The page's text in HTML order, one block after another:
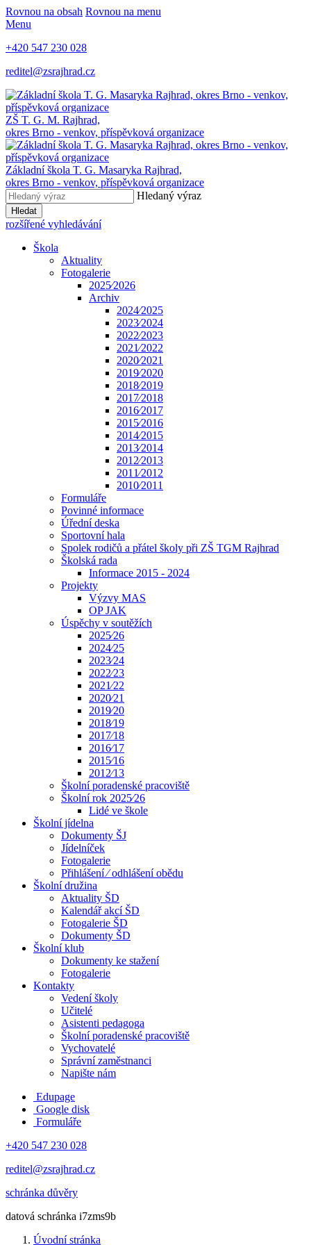
Rovnou na obsah Rovnou na menu
Menu
+420 547 230 028
reditel@zsrajhrad.cz
ZŠ T. G. M. Rajhrad,
okres Brno - venkov, příspěvková organizace
Základní škola T. G. Masaryka Rajhrad,
okres Brno - venkov, příspěvková organizace
Hledaný výraz
Hledat
rozšířené vyhledávání
Škola
Aktuality
Fotogalerie
2025⁄2026
Archiv
2024⁄2025
2023⁄2024
2022⁄2023
2021⁄2022
2020⁄2021
2019⁄2020
2018⁄2019
2017⁄2018
2016⁄2017
2015⁄2016
2014⁄2015
2013⁄2014
2012⁄2013
2011⁄2012
2010⁄2011
Formuláře
Povinné informace
Úřední deska
Sportovní hala
Spolek rodičů a přátel školy při ZŠ TGM Rajhrad
Školská rada
Informace 2015 - 2024
Projekty
Výzvy MAS
OP JAK
Úspěchy v soutěžích
2025⁄26
2024⁄25
2023⁄24
2022⁄23
2021⁄22
2020⁄21
2019⁄20
2018⁄19
2017⁄18
2016⁄17
2015⁄16
2012⁄13
Školní poradenské pracoviště
Školní rok 2025⁄26
Lidé ve škole
Školní jídelna
Dokumenty ŠJ
Jídelníček
Fotogalerie
Přihlášení ⁄ odhlášení obědu
Školní družina
Aktuality ŠD
Kalendář akcí ŠD
Fotogalerie ŠD
Dokumenty ŠD
Školní klub
Dokumenty ke stažení
Fotogalerie
Kontakty
Vedení školy
Učitelé
Asistenti pedagoga
Školní poradenské pracoviště
Vychovatelé
Správní zaměstnanci
Napište nám
Edupage
Google disk
Formuláře
+420 547 230 028
reditel@zsrajhrad.cz
schránka důvěry
datová schránka i7zms9b
Úvodní stránka